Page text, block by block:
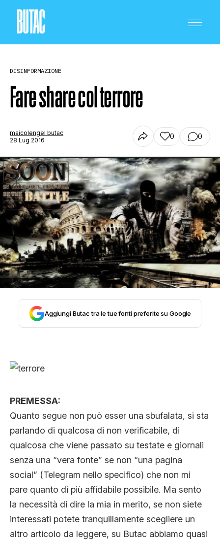
SCIENZA E TECNOLOGIA
SALUTE E MEDICINA
STORIA E CITAZIONI
INTRATTENIMENTO
COMPLOTTI, LEGGENDE URBANE ED
TRUFFE E SOCIAL NETWORK
CLIMA ED ENERGIA
CONTATTI
CHI SIAMO
DISINFORMAZIONE
Fare share col terrore
maicolengel butac
28 Lug 2016
0 0
Aggiungi Butac tra le tue fonti preferite su Google
PREMESSA:
Quanto segue non può esser una sbufalata, si sta
parlando di qualcosa di non verificabile, di
qualcosa che viene passato su testate e giornali
senza una “vera fonte” se non “una pagina
social” (Telegram nello specifico) che non mi
pare quanto di più affidabile possibile. Ma sento
la necessità di dire la mia in merito, se non siete
interessati potete tranquillamente scegliere un
altro articolo da leggere, su Butac abbiamo quasi